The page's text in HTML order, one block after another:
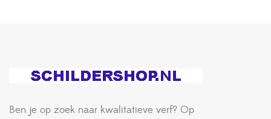
Ben je op zoek naar kwalitatieve verf? Op